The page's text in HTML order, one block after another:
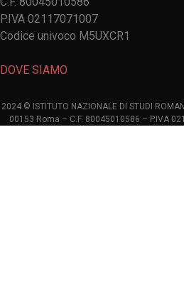
P.IVA 02117071007
Codice univoco M5UXCR1
DOVE SIAMO
2024 © ISTITUTO NAZIONALE DI STUDI
00153 Roma – C.F. 80045010586 – P.IVA